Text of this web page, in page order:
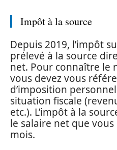
Impôt à la source
Depuis 2019, l’impôt
prélevé à la source
net. Pour connaître le
vous devez vous
d’imposition
situation fiscale
etc.). L’impôt à la
le salaire net que
mois.